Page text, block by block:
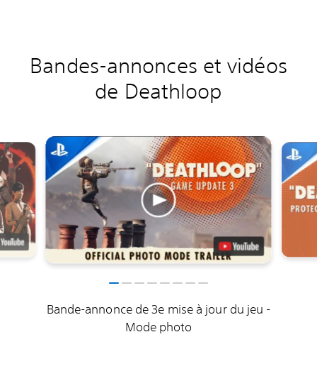
Bandes-annonces et vidéos
de Deathloop
Bande-annonce de 3e mise à jour du jeu -
Mode photo